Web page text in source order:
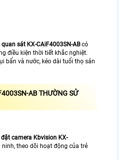
sát KX-CAiF4003SN-ABcó
điều kiện thời tiết khắc nghiệt.
bẩn và nước, kéo dài tuổi thọ sản
AB THƯỜNG SỬ
đặt camera Kbvision KX-
theo dõi hoạt động của trẻ